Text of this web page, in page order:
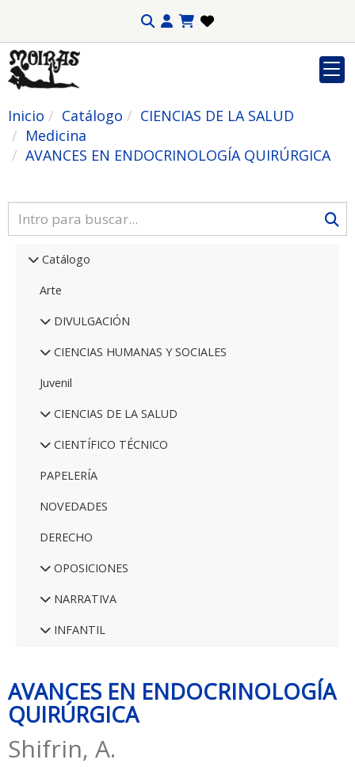
Inicio Catálogo
CIENCIAS DE LA SALUD
Medicina
AVANCES EN ENDOCRINOLOGÍA QUIRÚRGICA
Catálogo
Arte
DIVULGACIÓN
CIENCIAS HUMANAS Y SOCIALES
Juvenil
CIENCIAS DE LA SALUD
CIENTÍFICO TÉCNICO
PAPELERÍA
NOVEDADES
DERECHO
OPOSICIONES
NARRATIVA
INFANTIL
AVANCES EN ENDOCRINOLOGÍA
QUIRÚRGICA
Shifrin, A.